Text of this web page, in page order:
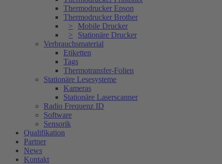
Thermodrucker Epson
Thermodrucker Brother
Mobile Drucker
Stationäre Drucker
Verbrauchsmaterial
Etiketten
Tags
Thermotransfer-Folien
Stationäre Lesesysteme
Kameras
Stationäre Laserscanner
Radio Frequenz ID
Software
Sensorik
Qualifikation
Partner
News
Kontakt